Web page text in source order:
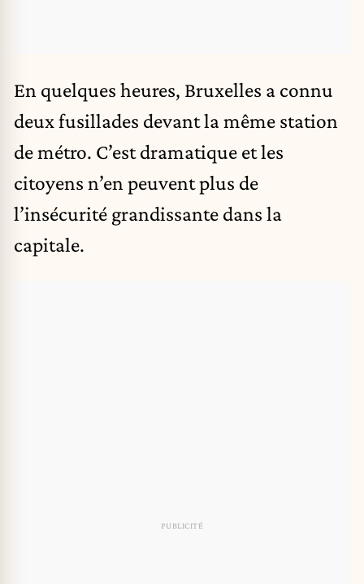
En quelques heures, Bruxelles a connu
deux fusillades devant la même station
de métro. C’est dramatique et les
citoyens n’en peuvent plus de
l’insécurité grandissante dans la
capitale.